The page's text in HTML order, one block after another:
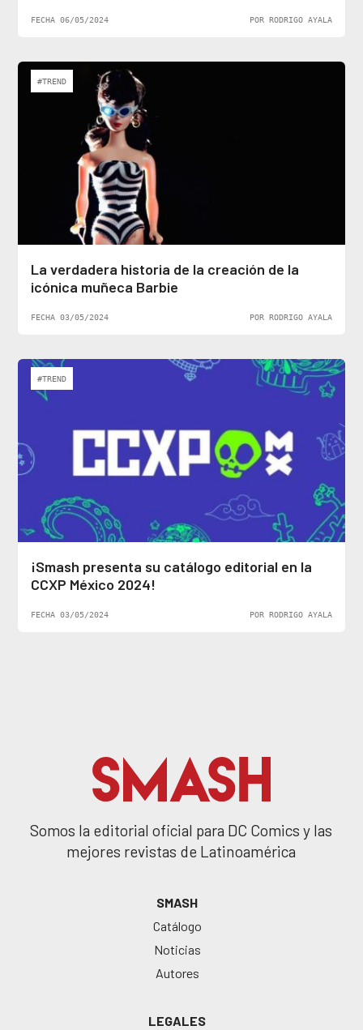
FECHA 06/05/2024 POR RODRIGO AYALA
#TREND
La verdadera historia de la creación de la
icónica muñeca Barbie
FECHA 03/05/2024 POR RODRIGO AYALA
#TREND
¡Smash presenta su catálogo editorial en la
CCXP México 2024!
FECHA 03/05/2024 POR RODRIGO AYALA
Somos la editorial oficial para DC Comics y las
mejores revistas de Latinoamérica
SMASH
Catálogo
Noticias
Autores
LEGALES